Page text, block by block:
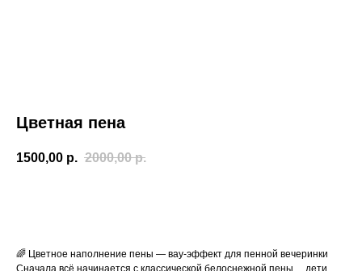
Цветная пена
1500,00 р. 2000,00 р.
🌈 Цветное наполнение пены — вау-эффект для пенной вечеринки